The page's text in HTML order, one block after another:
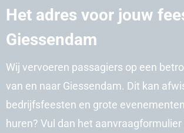
Het adres voor jouw
Giessendam
Wij vervoeren passagiers op een
van en naar Giessendam. Dit kan
bedrijfsfeesten en grote
huren? Vul dan het aanvraagformulier